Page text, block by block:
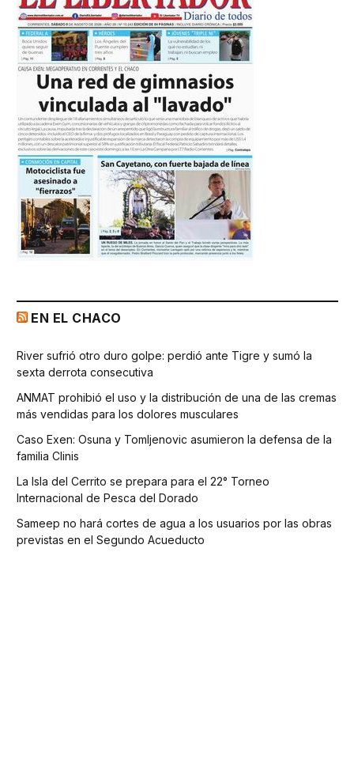
EN EL CHACO
River sufrió otro duro golpe: perdió ante Tigre y sumó la
sexta derrota consecutiva
ANMAT prohibió el uso y la distribución de una de las cremas
más vendidas para los dolores musculares
Caso Exen: Osuna y Tomljenovic asumieron la defensa de la
familia Clinis
La Isla del Cerrito se prepara para el 22° Torneo
Internacional de Pesca del Dorado
Sameep no hará cortes de agua a los usuarios por las obras
previstas en el Segundo Acueducto